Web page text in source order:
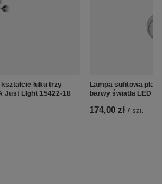
łuku trzy
Just LIght 15422-18
Lampa sufitowa
barwy światła LED
174,00 zł / szt.